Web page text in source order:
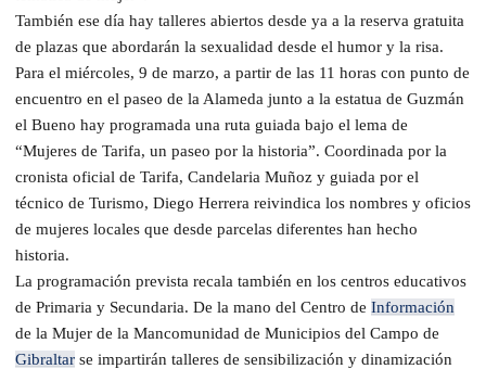
También ese día hay talleres abiertos desde ya a la reserva gratuita
de plazas que abordarán la sexualidad desde el humor y la risa.
Para el miércoles, 9 de marzo, a partir de las 11 horas con punto de
encuentro en el paseo de la Alameda junto a la estatua de Guzmán
el Bueno hay programada una ruta guiada bajo el lema de
“Mujeres de Tarifa, un paseo por la historia”. Coordinada por la
cronista oficial de Tarifa, Candelaria Muñoz y guiada por el
técnico de Turismo, Diego Herrera reivindica los nombres y oficios
de mujeres locales que desde parcelas diferentes han hecho
historia.
La programación prevista recala también en los centros educativos
de Primaria y Secundaria. De la mano del Centro de Información
de la Mujer de la Mancomunidad de Municipios del Campo de
Gibraltar se impartirán talleres de sensibilización y dinamización